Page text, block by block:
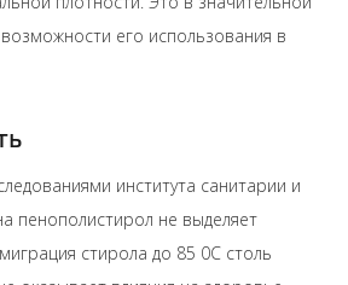
его использования в
института санитарии и
пенополистирол не выделяет
стирола до 85 0С столь